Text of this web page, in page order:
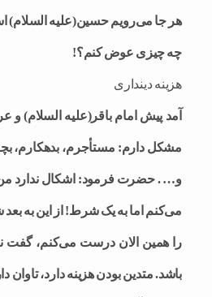
هر جا می‌رویم حسین(علیه السلام)
چه چیزی عوض کنم؟!
هزینه دینداری
آمد پیش امام باقر(علیه
مشکل دارم: مستأجرم، بدهکارم،
و… . حضرت فرمود: اشکال ندارد
می‌کنم اما به یک شرط! از این به
را همین الان درست می‌کنم، گفت
باشد. متدین بودن هزینه دارد،